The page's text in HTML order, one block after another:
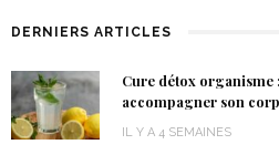
DERNIERS ARTICLES
Cure détox
accompagner son
IL Y A 4 SEMAINES